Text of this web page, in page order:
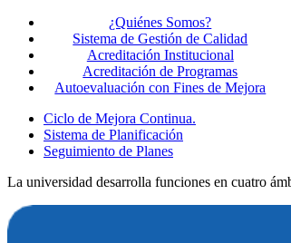
¿Quiénes Somos?
Sistema de Gestión de Calidad
Acreditación Institucional
Acreditación de Programas
Autoevaluación con Fines de Mejora
Ciclo de Mejora Continua.
Sistema de Planificación
Seguimiento de Planes
La universidad desarrolla funciones en cuatro